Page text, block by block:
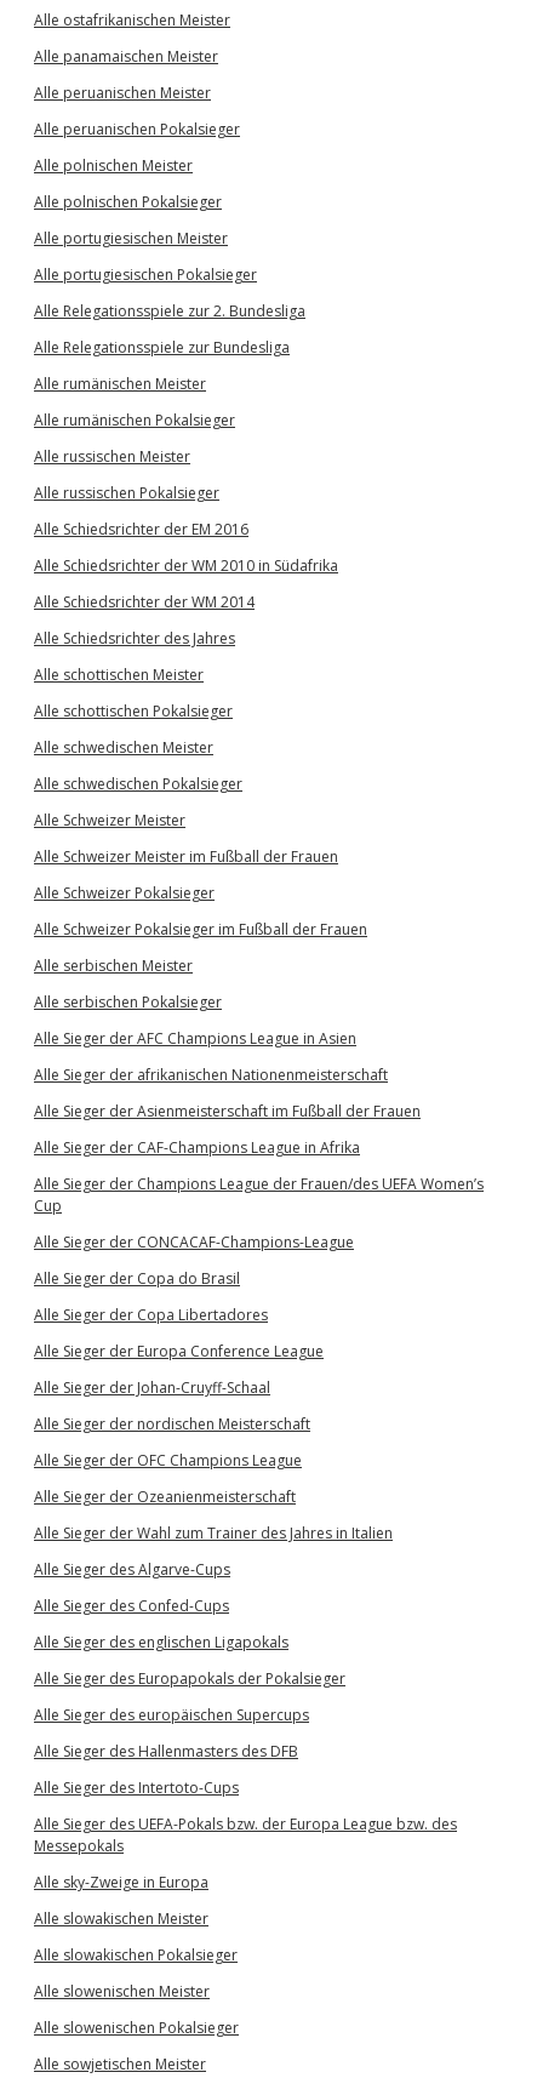
Alle ostafrikanischen Meister
Alle panamaischen Meister
Alle peruanischen Meister
Alle peruanischen Pokalsieger
Alle polnischen Meister
Alle polnischen Pokalsieger
Alle portugiesischen Meister
Alle portugiesischen Pokalsieger
Alle Relegationsspiele zur 2. Bundesliga
Alle Relegationsspiele zur Bundesliga
Alle rumänischen Meister
Alle rumänischen Pokalsieger
Alle russischen Meister
Alle russischen Pokalsieger
Alle Schiedsrichter der EM 2016
Alle Schiedsrichter der WM 2010 in Südafrika
Alle Schiedsrichter der WM 2014
Alle Schiedsrichter des Jahres
Alle schottischen Meister
Alle schottischen Pokalsieger
Alle schwedischen Meister
Alle schwedischen Pokalsieger
Alle Schweizer Meister
Alle Schweizer Meister im Fußball der Frauen
Alle Schweizer Pokalsieger
Alle Schweizer Pokalsieger im Fußball der Frauen
Alle serbischen Meister
Alle serbischen Pokalsieger
Alle Sieger der AFC Champions League in Asien
Alle Sieger der afrikanischen Nationenmeisterschaft
Alle Sieger der Asienmeisterschaft im Fußball der Frauen
Alle Sieger der CAF-Champions League in Afrika
Alle Sieger der Champions League der Frauen/des UEFA Women’s
Cup
Alle Sieger der CONCACAF-Champions-League
Alle Sieger der Copa do Brasil
Alle Sieger der Copa Libertadores
Alle Sieger der Europa Conference League
Alle Sieger der Johan-Cruyff-Schaal
Alle Sieger der nordischen Meisterschaft
Alle Sieger der OFC Champions League
Alle Sieger der Ozeanienmeisterschaft
Alle Sieger der Wahl zum Trainer des Jahres in Italien
Alle Sieger des Algarve-Cups
Alle Sieger des Confed-Cups
Alle Sieger des englischen Ligapokals
Alle Sieger des Europapokals der Pokalsieger
Alle Sieger des europäischen Supercups
Alle Sieger des Hallenmasters des DFB
Alle Sieger des Intertoto-Cups
Alle Sieger des UEFA-Pokals bzw. der Europa League bzw. des
Messepokals
Alle sky-Zweige in Europa
Alle slowakischen Meister
Alle slowakischen Pokalsieger
Alle slowenischen Meister
Alle slowenischen Pokalsieger
Alle sowjetischen Meister